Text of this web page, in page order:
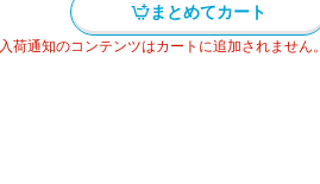
まとめてカート
荷通知のコンテンツはカートに追加されません。